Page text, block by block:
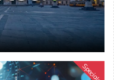
Speciale